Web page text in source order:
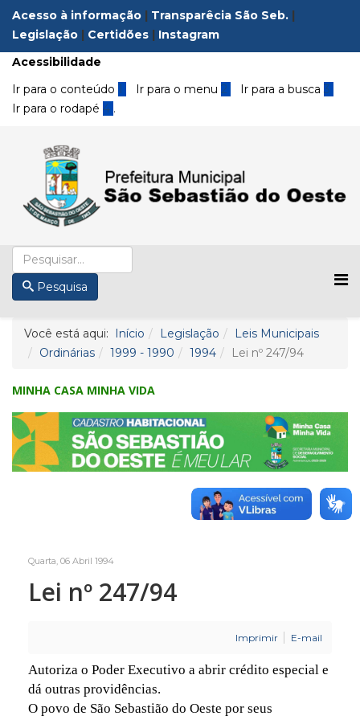
Acesso à informação | Transparêcia São Seb. |
Legislação | Certidões | Instagram
Acessibilidade
Ir para o conteúdo 1 Ir para o menu 2 Ir para a busca3
Ir para o rodapé 4 .
Pesquisa
Você está aqui: Início Legislação
Leis Municipais
Ordinárias
1999 - 1990 1994 Lei nº 247/94
MINHA CASA MINHA VIDA
Quarta, 06 Abril 1994
Lei nº 247/94
Imprimir E-mail
Autoriza o Poder Executivo a abrir crédito especial e
dá outras providências.
O povo de São Sebastião do Oeste por seus